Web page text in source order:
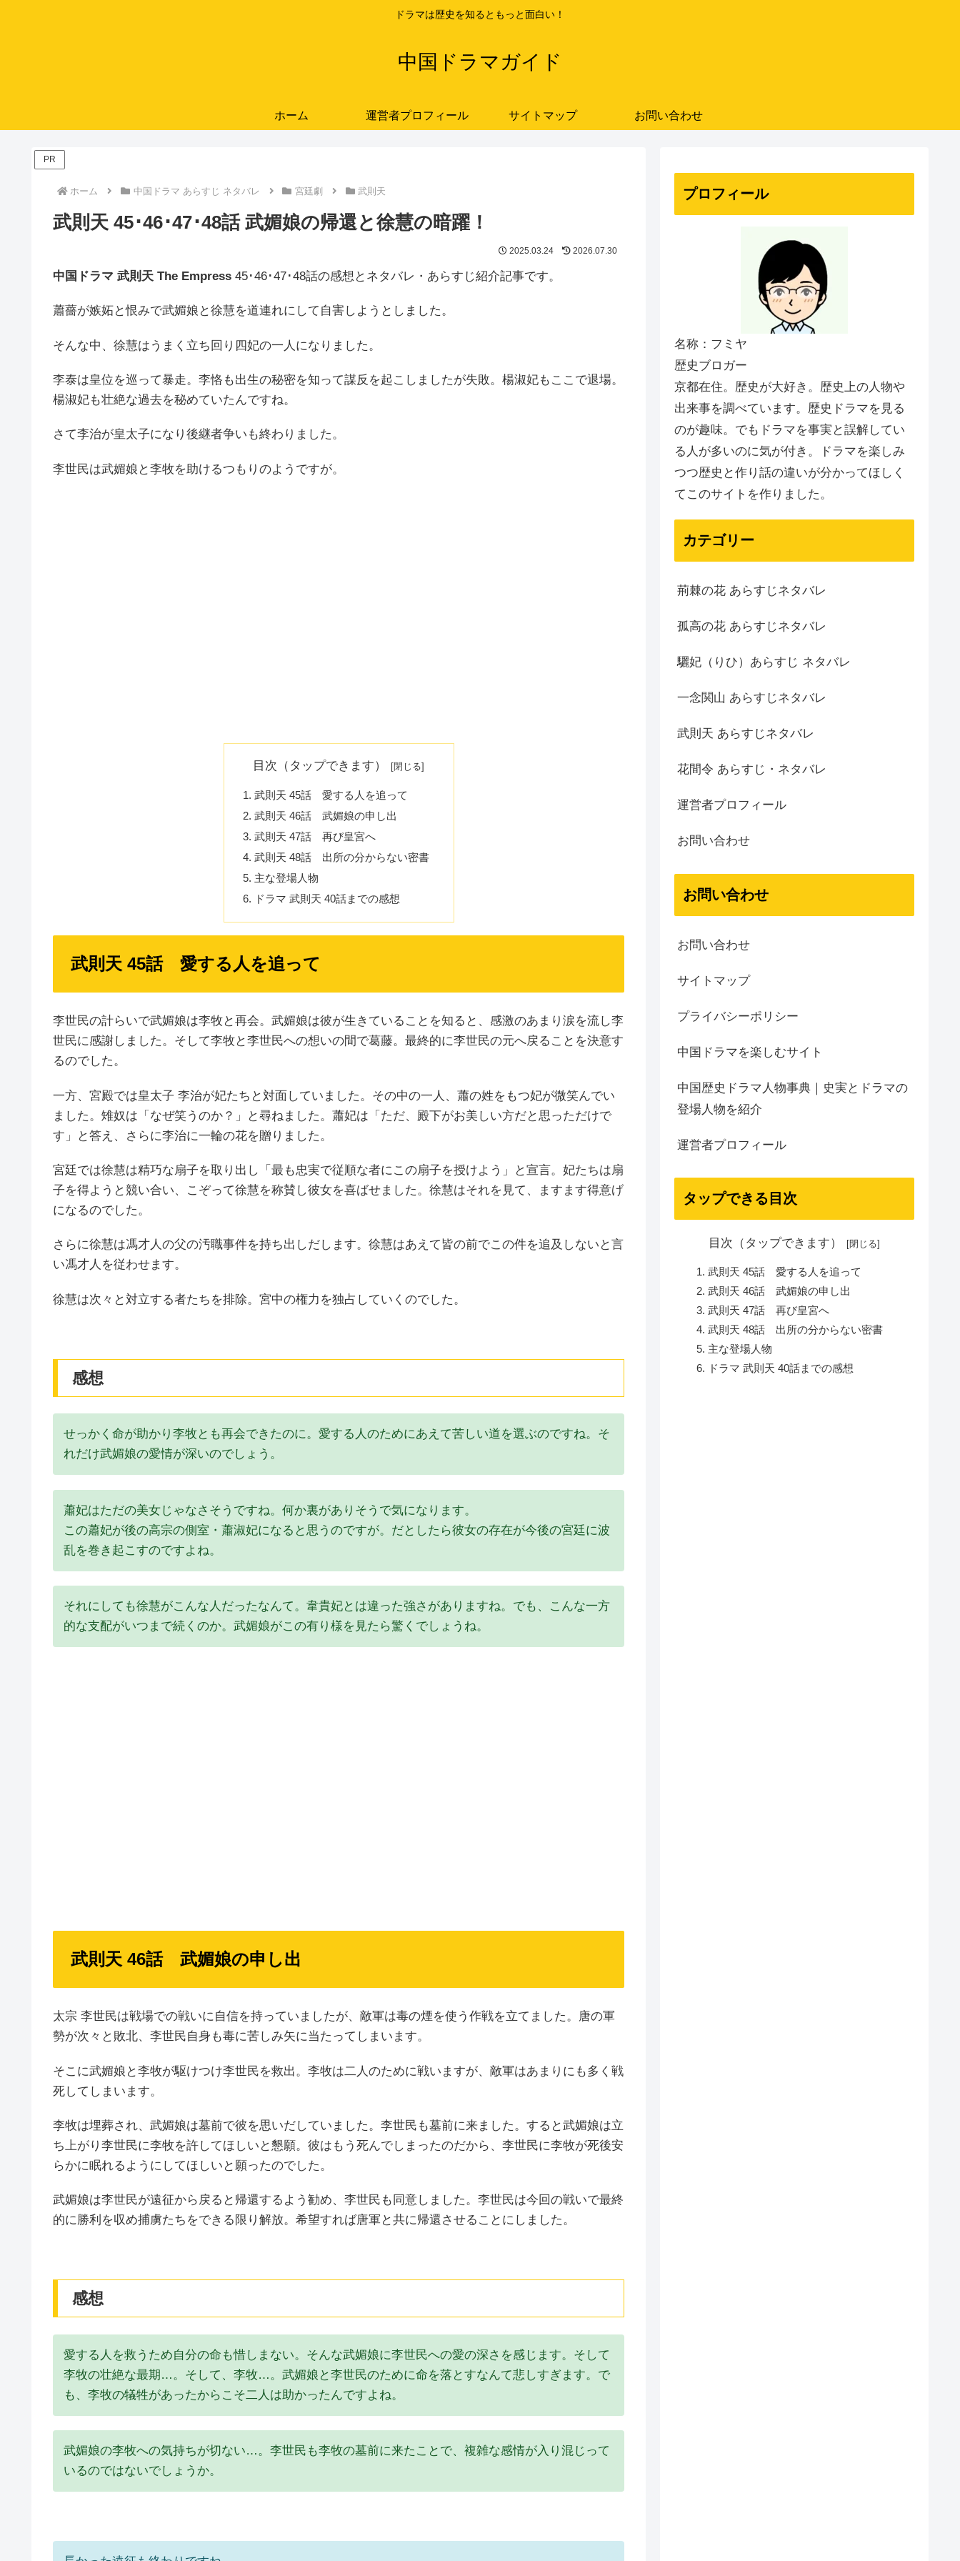
ドラマは歴史を知るともっと面白い！
中国ドラマガイド
ホーム 運営者プロフィール サイトマップ お問い合わせ
PR
ホーム 中国ドラマ あらすじ ネタバレ 宮廷劇 武則天
武則天 45･46･47･48話 武媚娘の帰還と徐慧の暗躍！
2025.03.24 2026.07.30
中国ドラマ 武則天 The Empress 45･46･47･48話の感想とネタバレ・あらすじ紹介記事です。
蕭薔が嫉妬と恨みで武媚娘と徐慧を道連れにして自害しようとしました。
そんな中、徐慧はうまく立ち回り四妃の一人になりました。
李泰は皇位を巡って暴走。李恪も出生の秘密を知って謀反を起こしましたが失敗。楊淑妃もここで退場。
楊淑妃も壮絶な過去を秘めていたんですね。
さて李治が皇太子になり後継者争いも終わりました。
李世民は武媚娘と李牧を助けるつもりのようですが。
目次（タップできます）
武則天 45話 愛する人を追って
武則天 46話 武媚娘の申し出
武則天 47話 再び皇宮へ
武則天 48話 出所の分からない密書
主な登場人物
ドラマ 武則天 40話までの感想
武則天 45話 愛する人を追って
李世民の計らいで武媚娘は李牧と再会。武媚娘は彼が生きていることを知ると、感激のあまり涙を流し李
世民に感謝しました。そして李牧と李世民への想いの間で葛藤。最終的に李世民の元へ戻ることを決意す
るのでした。
一方、宮殿では皇太子 李治が妃たちと対面していました。その中の一人、蕭の姓をもつ妃が微笑んでい
ました。雉奴は「なぜ笑うのか？」と尋ねました。蕭妃は「ただ、殿下がお美しい方だと思っただけで
す」と答え、さらに李治に一輪の花を贈りました。
宮廷では徐慧は精巧な扇子を取り出し「最も忠実で従順な者にこの扇子を授けよう」と宣言。妃たちは扇
子を得ようと競い合い、こぞって徐慧を称賛し彼女を喜ばせました。徐慧はそれを見て、ますます得意げ
になるのでした。
さらに徐慧は馮才人の父の汚職事件を持ち出しだします。徐慧はあえて皆の前でこの件を追及しないと言
い馮才人を従わせます。
徐慧は次々と対立する者たちを排除。宮中の権力を独占していくのでした。
感想
せっかく命が助かり李牧とも再会できたのに。愛する人のためにあえて苦しい道を選ぶのですね。そ
れだけ武媚娘の愛情が深いのでしょう。
蕭妃はただの美女じゃなさそうですね。何か裏がありそうで気になります。
この蕭妃が後の高宗の側室・蕭淑妃になると思うのですが。だとしたら彼女の存在が今後の宮廷に波
乱を巻き起こすのですよね。
それにしても徐慧がこんな人だったなんて。韋貴妃とは違った強さがありますね。でも、こんな一方
的な支配がいつまで続くのか。武媚娘がこの有り様を見たら驚くでしょうね。
武則天 46話 武媚娘の申し出
太宗 李世民は戦場での戦いに自信を持っていましたが、敵軍は毒の煙を使う作戦を立てました。唐の軍
勢が次々と敗北、李世民自身も毒に苦しみ矢に当たってしまいます。
そこに武媚娘と李牧が駆けつけ李世民を救出。李牧は二人のために戦いますが、敵軍はあまりにも多く戦
死してしまいます。
李牧は埋葬され、武媚娘は墓前で彼を思いだしていました。李世民も墓前に来ました。すると武媚娘は立
ち上がり李世民に李牧を許してほしいと懇願。彼はもう死んでしまったのだから、李世民に李牧が死後安
らかに眠れるようにしてほしいと願ったのでした。
武媚娘は李世民が遠征から戻ると帰還するよう勧め、李世民も同意しました。李世民は今回の戦いで最終
的に勝利を収め捕虜たちをできる限り解放。希望すれば唐軍と共に帰還させることにしました。
感想
愛する人を救うため自分の命も惜しまない。そんな武媚娘に李世民への愛の深さを感じます。そして
李牧の壮絶な最期…。そして、李牧…。武媚娘と李世民のために命を落とすなんて悲しすぎます。で
も、李牧の犠牲があったからこそ二人は助かったんですよね。
武媚娘の李牧への気持ちが切ない…。李世民も李牧の墓前に来たことで、複雑な感情が入り混じって
いるのではないでしょうか。
プロフィール
名称：フミヤ
歴史ブロガー
京都在住。歴史が大好き。歴史上の人物や
出来事を調べています。歴史ドラマを見る
のが趣味。でもドラマを事実と誤解してい
る人が多いのに気が付き。ドラマを楽しみ
つつ歴史と作り話の違いが分かってほしく
てこのサイトを作りました。
カテゴリー
荊棘の花 あらすじネタバレ
孤高の花 あらすじネタバレ
驪妃（りひ）あらすじ ネタバレ
一念関山 あらすじネタバレ
武則天 あらすじネタバレ
花間令 あらすじ・ネタバレ
運営者プロフィール
お問い合わせ
お問い合わせ
お問い合わせ
サイトマップ
プライバシーポリシー
中国ドラマを楽しむサイト
中国歴史ドラマ人物事典｜史実とドラマの
登場人物を紹介
運営者プロフィール
タップできる目次
目次（タップできます）
武則天 45話 愛する人を追って
武則天 46話 武媚娘の申し出
武則天 47話 再び皇宮へ
武則天 48話 出所の分からない密書
主な登場人物
ドラマ 武則天 40話までの感想